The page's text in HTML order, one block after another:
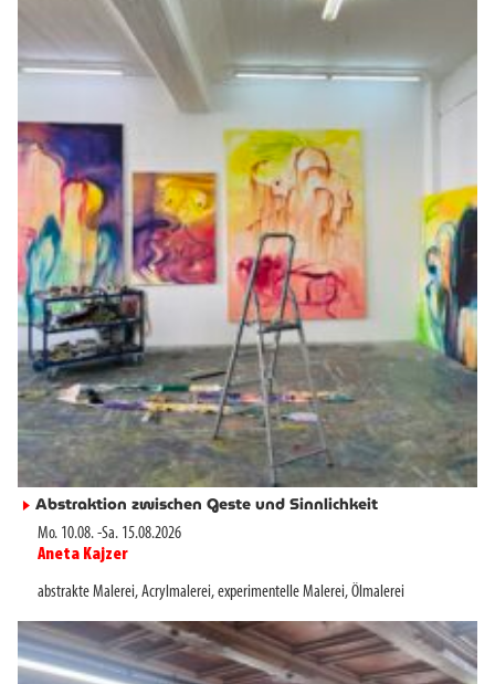
► Abstraktion zwischen Geste und Sinnlichkeit
Mo. 10.08.-Sa. 15.08.2026
Aneta Kajzer
abstrakte Malerei,Acrylmalerei,experimentelle Malerei,Ölmalerei